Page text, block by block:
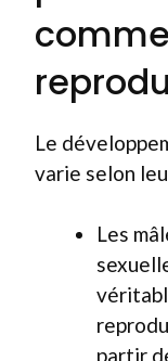
Le
varie selon
Les
partir